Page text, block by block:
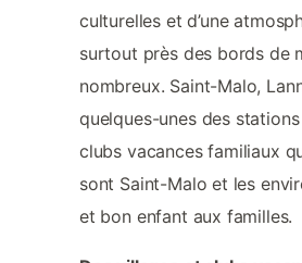
culturelles et d’une
surtout près des bords de
nombreux. Saint-Malo,
quelques-unes des
clubs vacances familiaux
sont Saint-Malo et les
et bon enfant aux familles.